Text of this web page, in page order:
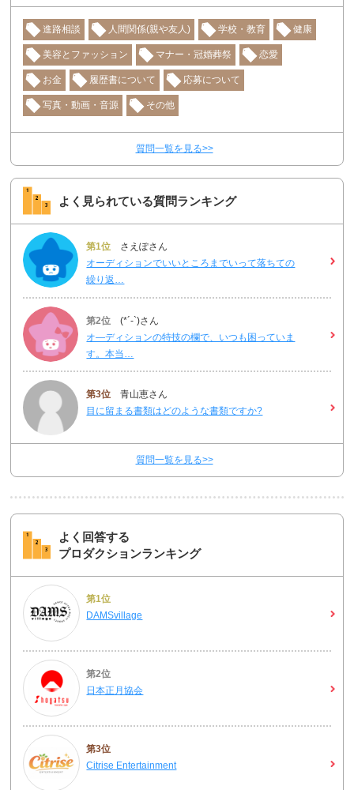
進路相談 人間関係(親や友人) 学校・教育 健康
美容とファッション マナー・冠婚葬祭 恋愛
お金 履歴書について 応募について
写真・動画・音源 その他
質問一覧を見る>>
よく見られている質問ランキング
第1位 さえぽさん
オーディションでいいところまでいって落ちての
繰り返…
第2位 (*´-`)さん
オ―ディションの特技の欄で、いつも困っていま
す。本当…
第3位 青山恵さん
目に留まる書類はどのような書類ですか?
質問一覧を見る>>
よく回答する
プロダクションランキング
第1位
DAMSvillage
第2位
日本正月協会
第3位
Citrise Entertainment